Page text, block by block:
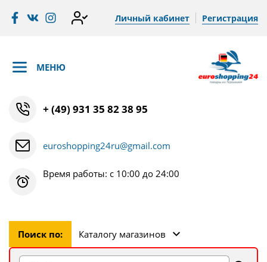
Личный кабинет Регистрация
МЕНЮ
+ (49) 931 35 82 38 95
euroshopping24ru@gmail.com
Время работы: с 10:00 до 24:00
Поиск по: Каталогу магазинов